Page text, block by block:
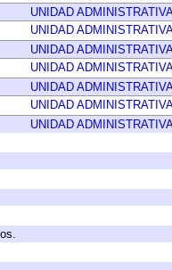
UNIDAD
UNIDAD
UNIDAD
UNIDAD
UNIDAD
UNIDAD
UNIDAD